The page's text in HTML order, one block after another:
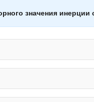
значения инерции